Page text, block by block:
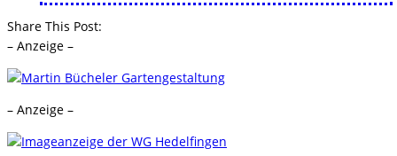
Share This Post:
– Anzeige –
– Anzeige –